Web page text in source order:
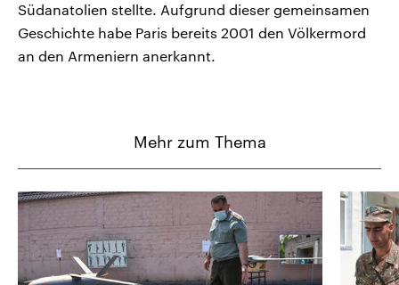
Südanatolien stellte. Aufgrund dieser gemeinsamen
Geschichte habe Paris bereits 2001 den Völkermord
an den Armeniern anerkannt.
Mehr zum Thema